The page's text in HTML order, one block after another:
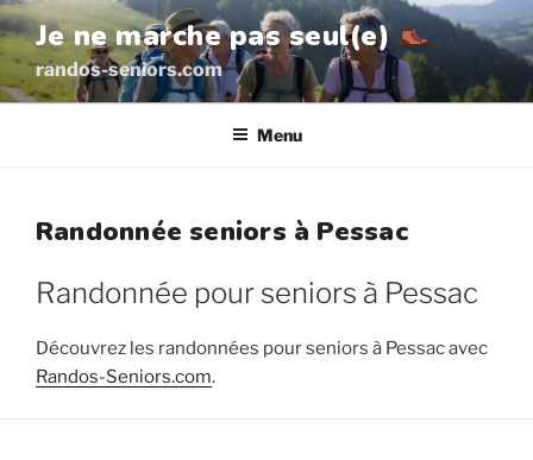
Aller
au
contenu
principal
Je ne marche pas seul(e)
randos-seniors.com
Menu
Randonnée seniors à Pessac
Randonnée pour seniors à Pessac
Découvrez les randonnées pour seniors à Pessac avec
Randos-Seniors.com.